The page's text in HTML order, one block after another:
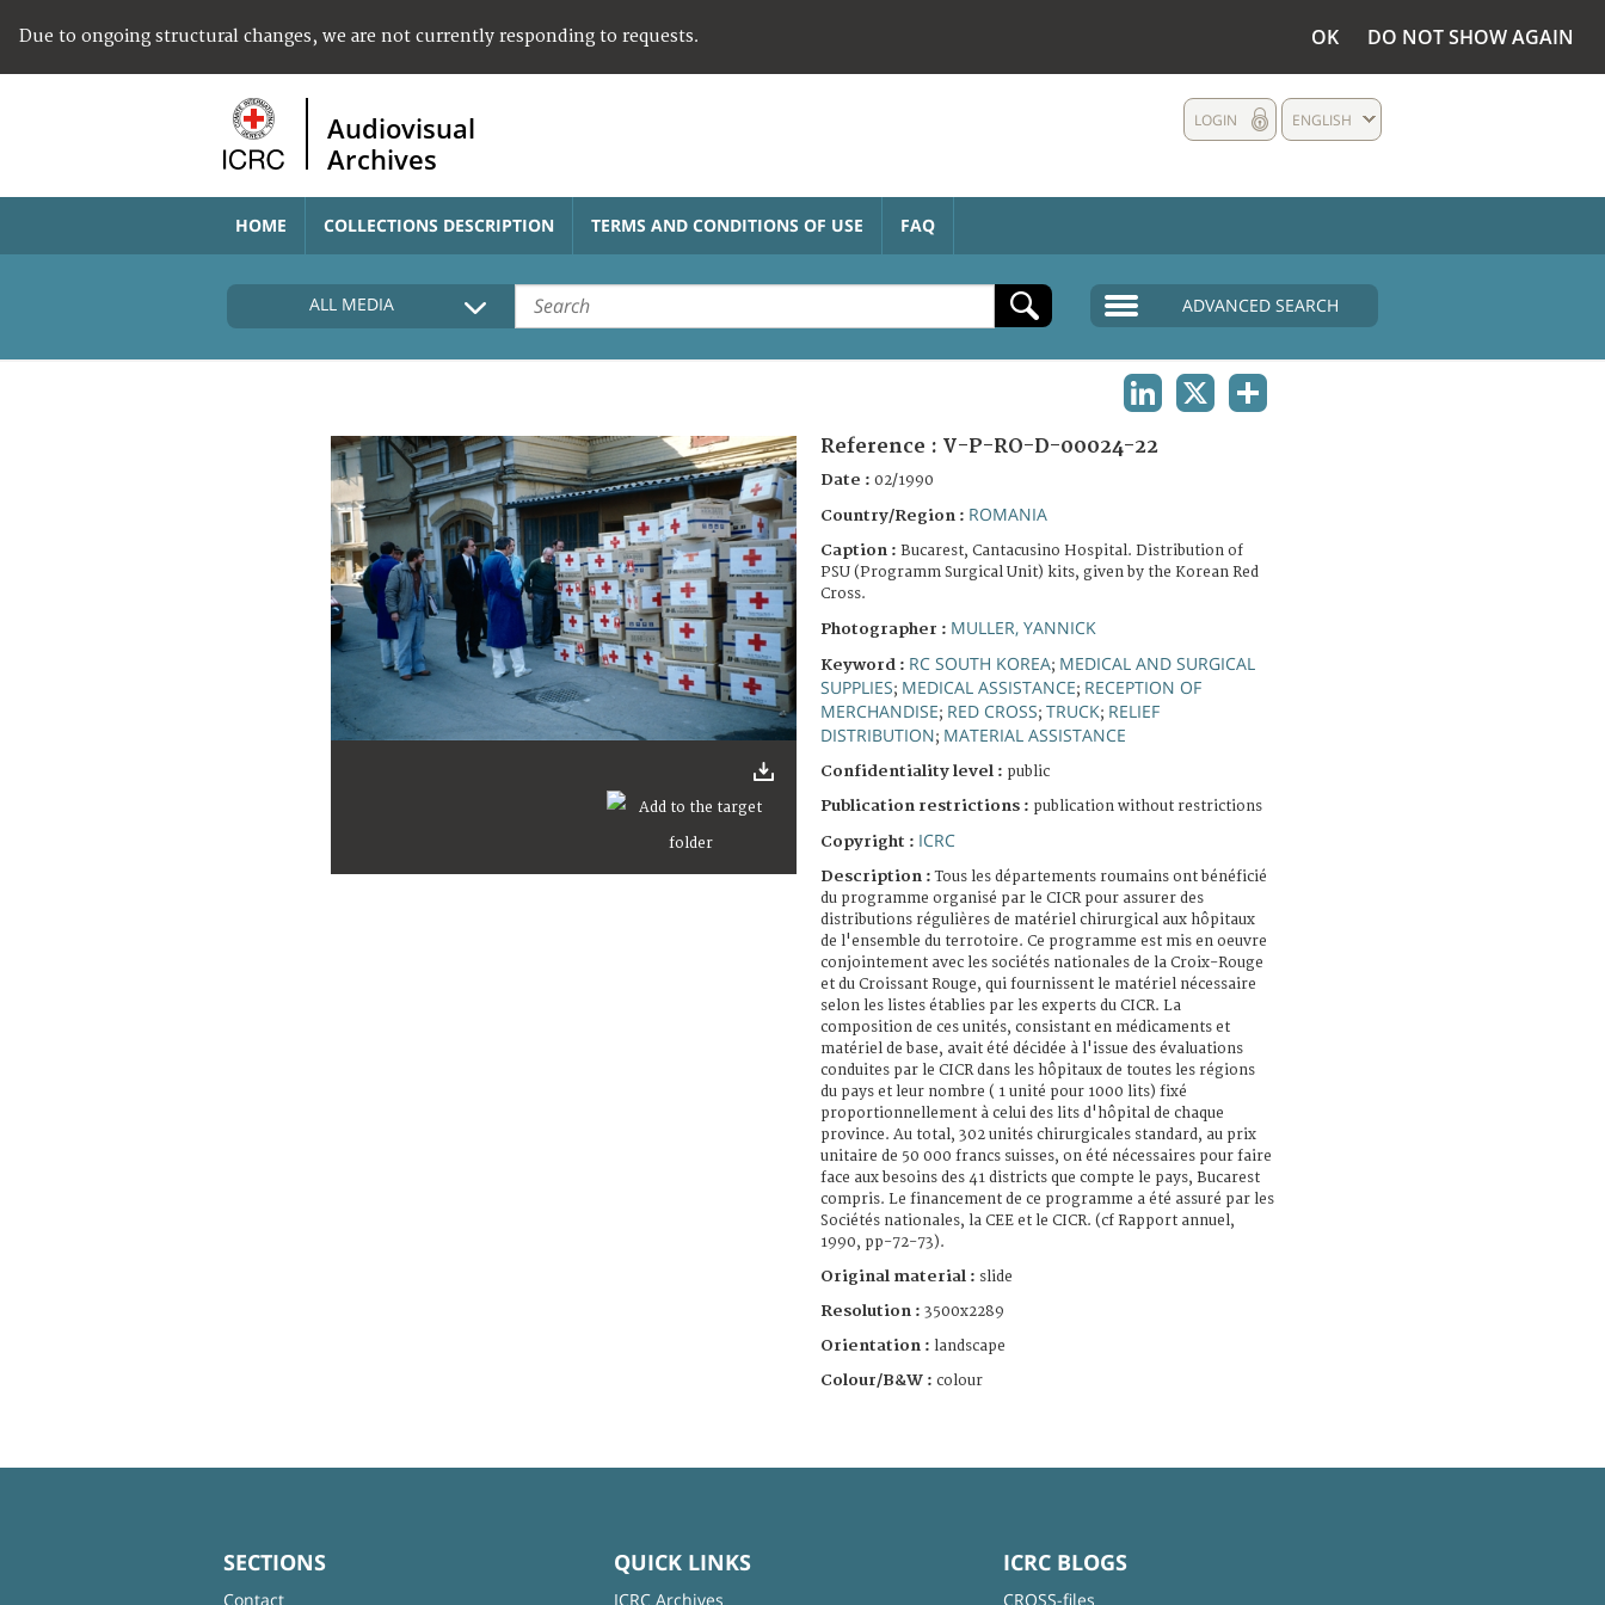
Due to ongoing structural changes, we are not currently responding to requests. OK DO NOT SHOW AGAIN
Audiovisual
Archives
ENGLISH
LOGIN
HOME COLLECTIONS DESCRIPTION TERMS AND CONDITIONS OF USE FAQ
ALL MEDIA ADVANCED SEARCH
Reference : V-P-RO-D-00024-22
Date : 02/1990
Country/Region : ROMANIA
Caption : Bucarest, Cantacusino Hospital. Distribution of
PSU (Programm Surgical Unit) kits, given by the Korean Red
Cross.
Photographer : MULLER, YANNICK
Keyword : RC SOUTH KOREA; MEDICAL AND SURGICAL
SUPPLIES; MEDICAL ASSISTANCE; RECEPTION OF
MERCHANDISE; RED CROSS; TRUCK; RELIEF
DISTRIBUTION; MATERIAL ASSISTANCE
Confidentiality level : public
Publication restrictions : publication without restrictions
Copyright : ICRC
Description :Tous les départements roumains ont bénéficié
du programme organisé par le CICR pour assurer des
distributions régulières de matériel chirurgical aux hôpitaux
de l'ensemble du terrotoire. Ce programme est mis en oeuvre
conjointement avec les sociétés nationales de la Croix-Rouge
et du Croissant Rouge, qui fournissent le matériel nécessaire
selon les listes établies par les experts du CICR. La
composition de ces unités, consistant en médicaments et
matériel de base, avait été décidée à l'issue des évaluations
conduites par le CICR dans les hôpitaux de toutes les régions
du pays et leur nombre ( 1 unité pour 1000 lits) fixé
proportionnellement à celui des lits d'hôpital de chaque
province. Au total, 302 unités chirurgicales standard, au prix
unitaire de 50 000 francs suisses, on été nécessaires pour faire
face aux besoins des 41 districts que compte le pays, Bucarest
compris. Le financement de ce programme a été assuré par les
Sociétés nationales, la CEE et le CICR. (cf Rapport annuel,
1990, pp-72-73).
Original material : slide
Resolution : 3500x2289
Orientation : landscape
Colour/B&W : colour
SECTIONS
Contact
QUICK LINKS
ICRC Archives
ICRC BLOGS
CROSS-files